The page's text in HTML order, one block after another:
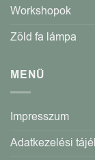
Workshopok
Zöld fa lámpa
MENÜ
Impresszum
Adatkezelési